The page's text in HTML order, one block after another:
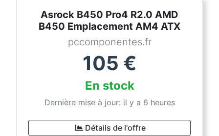
Asrock B450 Pro4 R2.0 AMD
B450 Emplacement AM4 ATX
pccomponentes.fr
105 €
En stock
Dernière mise à jour: il y a 6 heures
Détails de l'offre